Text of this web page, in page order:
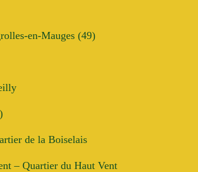
en-Mauges (49)
de la Boiselais
– Quartier du Haut Vent